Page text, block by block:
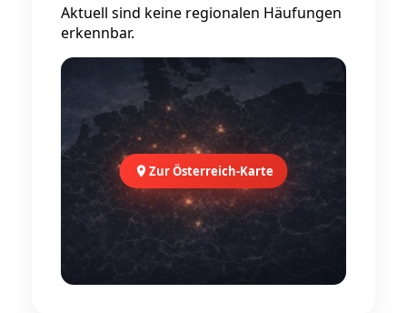
Aktuell sind keine regionalen Häufungen
erkennbar.
Zur Österreich-Karte